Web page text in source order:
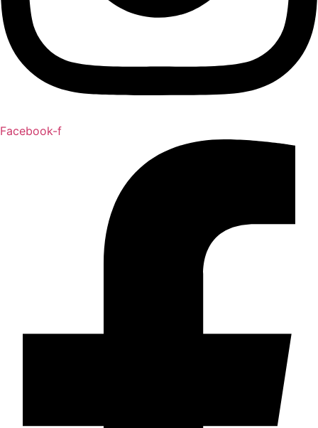
Facebook-f